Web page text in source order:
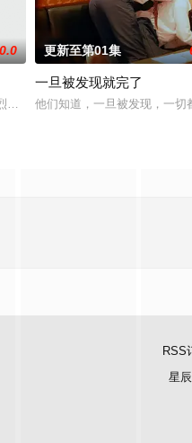
云峥之间曲折动人的情感，以及他
更新至第01集
一旦被发现就完了
他们知道，一旦被发现，一切
RSS
星